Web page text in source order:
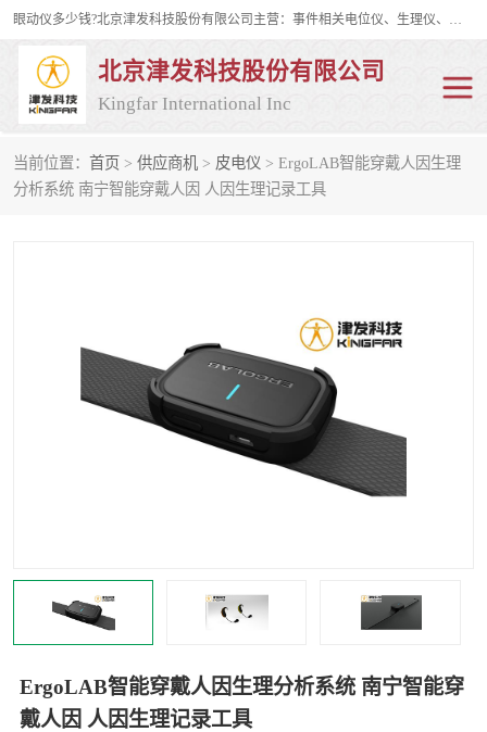
眼动仪多少钱?北京津发科技股份有限公司主营：事件相关电位仪、生理仪、肌电仪、脑电仪、皮电仪、眼动仪；是国家级高新技术企业、科技部认定的科技型中小企业和中关村高新技术企业，具备保密资格，具备自主进出口经营权；自主研发技术、产品与服务荣获多项省部级科学技术奖励、国家发明专利、国家软件著作权和省部级新技术新产品（服务）认证。
北京津发科技股份有限公司
Kingfar International Inc
当前位置： 首页 > 供应商机 > 皮电仪 > ErgoLAB智能穿戴人因生理
分析系统 南宁智能穿戴人因 人因生理记录工具
ErgoLAB智能穿戴人因生理分析系统 南宁智能穿
戴人因 人因生理记录工具
皮电仪 脑电仪
行为观察与表情分析 动作捕捉与生物力学
情绪与生理记录 人机交互实验室
神经营销与消费行为实验 车俩与驾驶模拟